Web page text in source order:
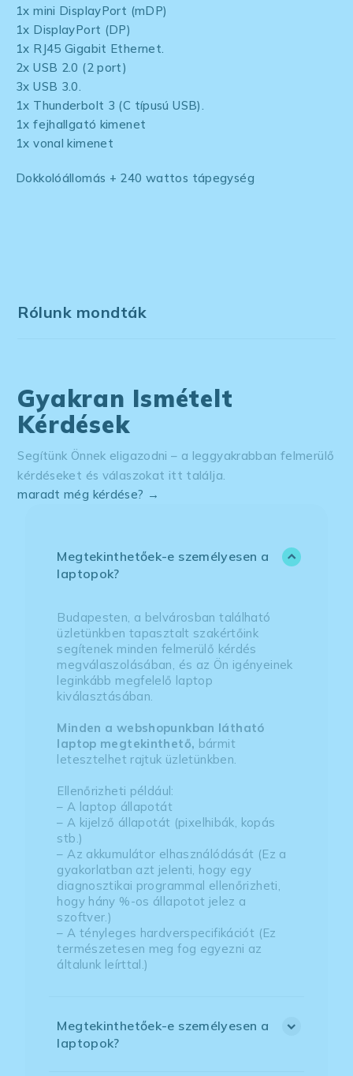
1x mini DisplayPort (mDP)
1x DisplayPort (DP)
1x RJ45 Gigabit Ethernet.
2x USB 2.0 (2 port)
3x USB 3.0.
1x Thunderbolt 3 (C típusú USB).
1x fejhallgató kimenet
1x vonal kimenet
Dokkolóállomás + 240 wattos tápegység
Rólunk mondták
Gyakran Ismételt
Kérdések
Segítünk Önnek eligazodni – a leggyakrabban felmerülő
kérdéseket és válaszokat itt találja.
maradt még kérdése? →
Megtekinthetőek-e személyesen a
laptopok?
Budapesten, a belvárosban található
üzletünkben tapasztalt szakértőink
segítenek minden felmerülő kérdés
megválaszolásában, és az Ön igényeinek
leginkább megfelelő laptop
kiválasztásában.
Minden a webshopunkban látható
laptop megtekinthető, bármit
letesztelhet rajtuk üzletünkben.
Ellenőrizheti például:
– A laptop állapotát
– A kijelző állapotát (pixelhibák, kopás
stb.)
– Az akkumulátor elhasználódását (Ez a
gyakorlatban azt jelenti, hogy egy
diagnosztikai programmal ellenőrizheti,
hogy hány %-os állapotot jelez a
szoftver.)
– A tényleges hardverspecifikációt (Ez
természetesen meg fog egyezni az
általunk leírttal.)
Megtekinthetőek-e személyesen a
laptopok?